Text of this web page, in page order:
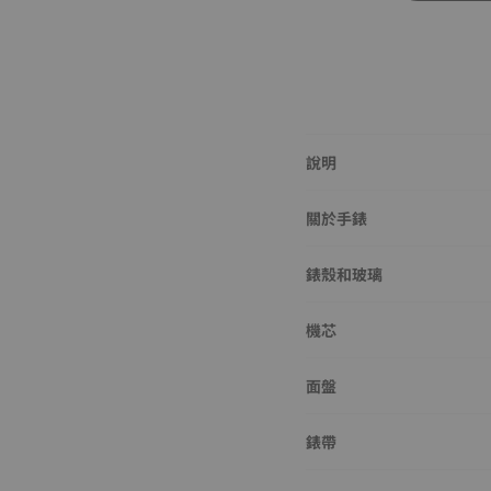
說明
關於手錶
錶殼和玻璃
機芯
面盤
錶帶